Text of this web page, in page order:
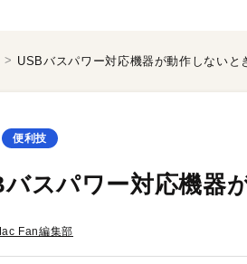
USBバスパワー対応機器が動作しないと
便利技
バスパワー対応機器
Fan編集部